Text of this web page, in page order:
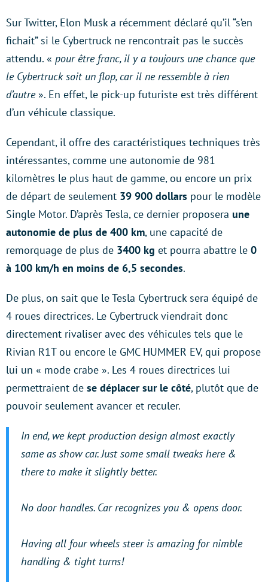
Sur Twitter, Elon Musk a récemment déclaré qu’il “s’en
fichait” si le Cybertruck ne rencontrait pas le succès
attendu. « pour être franc, il y a toujours une chance que
le Cybertruck soit un flop, car il ne ressemble à rien
d’autre». En effet, le pick-up futuriste est très différent
d’un véhicule classique.
Cependant, il offre des caractéristiques techniques très
intéressantes, comme une autonomie de 981
kilomètres le plus haut de gamme, ou encore un prix
de départ de seulement 39 900 dollars pour le modèle
Single Motor. D’après Tesla, ce dernier proposera une
autonomie de plus de 400 km, une capacité de
remorquage de plus de 3400 kg et pourra abattre le 0
à 100 km/h en moins de 6,5 secondes.
De plus, on sait que le Tesla Cybertruck sera équipé de
4 roues directrices. Le Cybertruck viendrait donc
directement rivaliser avec des véhicules tels que le
Rivian R1T ou encore le GMC HUMMER EV, qui propose
lui un « mode crabe ». Les 4 roues directrices lui
permettraient de se déplacer sur le côté, plutôt que de
pouvoir seulement avancer et reculer.
In end, we kept production design almost exactly
same as show car. Just some small tweaks here &
there to make it slightly better.
No door handles. Car recognizes you & opens door.
Having all four wheels steer is amazing for nimble
handling & tight turns!